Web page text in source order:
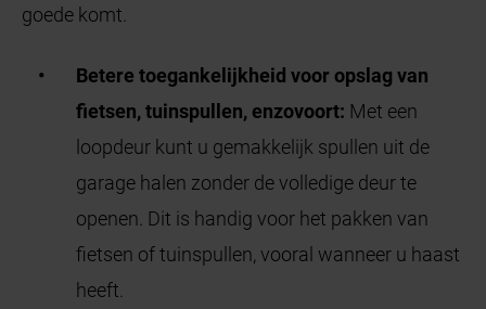
goede komt.
Betere toegankelijkheid voor opslag van
fietsen, tuinspullen, enzovoort: Met een
loopdeur kunt u gemakkelijk spullen uit de
garage halen zonder de volledige deur te
openen. Dit is handig voor het pakken van
fietsen of tuinspullen, vooral wanneer u haast
heeft.